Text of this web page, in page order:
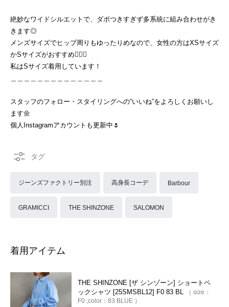
絶妙なワイドシルエットで、ダボつきすぎず多系統に組み合わせがき
きます◎
メンズサイズでヒップ周りもゆったりめなので、女性の方はXSサイズ
かSサイズがおすすめ🙆🏻‍♀️
私はSサイズ着用しています！
スタッフのフォロー・スタイリングへの“いいね”をよろしくお願いし
ます🌼
個人Instagramアカウントも更新中🌷
ジーンズファクトリー別注 高身長コーデ Barbour
GRAMICCI THE SHINZONE SALOMON
着用アイテム
THE SHINZONE [ザ シンゾーン] ショートペ
ックシャツ [25SMSBL12] F0 83 BL
size：
F0 color： 83 BLUE